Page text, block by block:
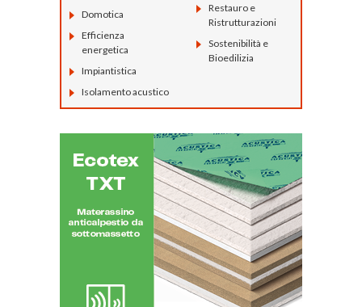
Domotica
Efficienza
energetica
Impiantistica
Isolamento acustico
Restauro e
Ristrutturazioni
Sostenibilità e
Bioedilizia